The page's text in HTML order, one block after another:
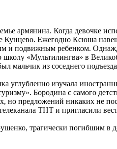
армянина. Когда девочке
Кунцево. Ежегодно Ксюша
и подвижным ребенком.
школу «Мультилингва» в
мальчик из соседнего
углубленно изучала
Бородина с самого
но предложений никаких не
ТНТ и пригласили
трагически погибшим в